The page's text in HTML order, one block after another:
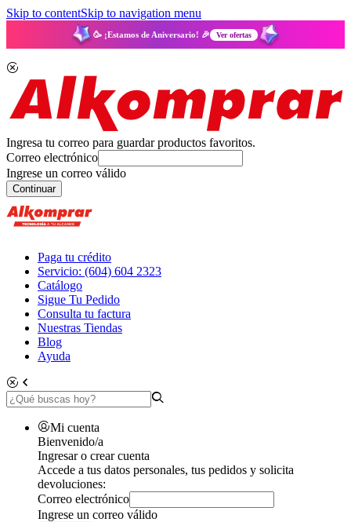
Skip to contentSkip to navigation menu
🥳 ¡Estamos de Aniversario! 🎉 Ver ofertas
Ingresa tu correo para guardar productos favoritos.
Correo electrónico
Ingrese un correo válido
Continuar
Paga tu crédito
Servicio: (604) 604 2323
Catálogo
Sigue Tu Pedido
Consulta tu factura
Nuestras Tiendas
Blog
Ayuda
Mi cuenta
Bienvenido/a
Ingresar o crear cuenta
Accede a tus datos personales, tus pedidos y solicita
devoluciones:
Correo electrónico
Ingrese un correo válido